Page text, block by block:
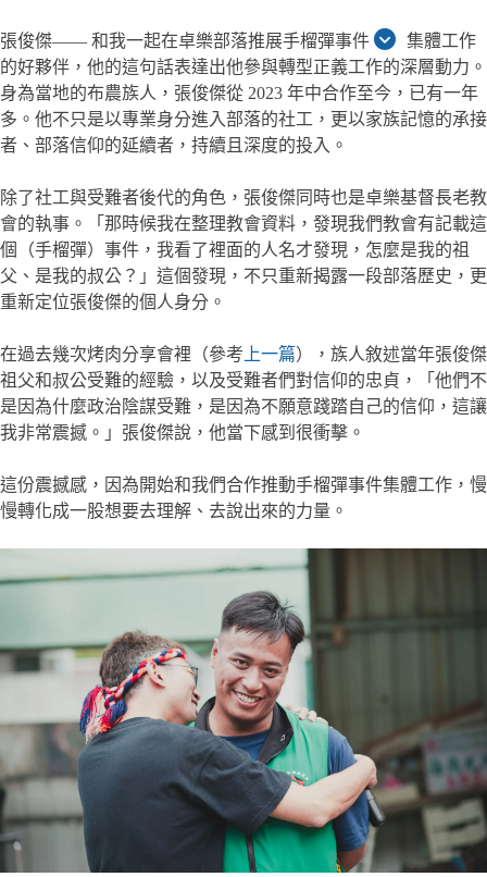
張俊傑—— 和我一起在卓樂部落推展手榴彈事件
集體工作
的好夥伴，他的這句話表達出他參與轉型正義工作的深層動力。
身為當地的布農族人，張俊傑從 2023 年中合作至今，已有一年
多。他不只是以專業身分進入部落的社工，更以家族記憶的承接
者、部落信仰的延續者，持續且深度的投入。
除了社工與受難者後代的角色，張俊傑同時也是卓樂基督長老教
會的執事。「那時候我在整理教會資料，發現我們教會有記載這
個（手榴彈）事件，我看了裡面的人名才發現，怎麼是我的祖
父、是我的叔公？」這個發現，不只重新揭露一段部落歷史，更
重新定位張俊傑的個人身分。
在過去幾次烤肉分享會裡（參考 上一篇），族人敘述當年張俊傑
祖父和叔公受難的經驗，以及受難者們對信仰的忠貞，「他們不
是因為什麼政治陰謀受難，是因為不願意踐踏自己的信仰，這讓
我非常震撼。」張俊傑說，他當下感到很衝擊。
這份震撼感，因為開始和我們合作推動手榴彈事件集體工作，慢
慢轉化成一股想要去理解、去說出來的力量。